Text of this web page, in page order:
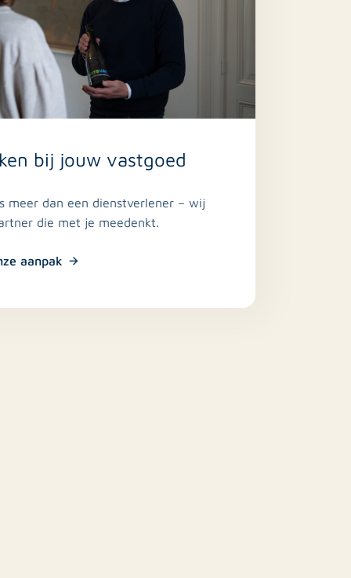
bij jouw vastgoed
meer dan een dienstverlener – wij
die met je meedenkt.
aanpak